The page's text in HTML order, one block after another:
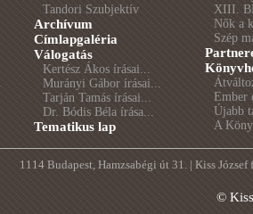
Tandori Szubjektív
Archívum
Címlapgaléria
Válogatás
Kertész Ákos írásai...
Murányi Gábor írásai...
Tarján Tamás írásai...
Dr. Bódis Béla írása...
Tematikus lap
XIII.
Nők a
Szép
Ember
Újabb
A
1114 Budapest, Hamzsabégi út 31. | Kiss
©